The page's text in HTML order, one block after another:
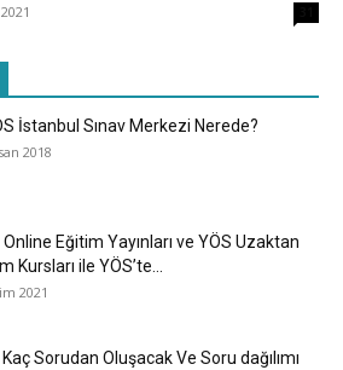
İstanbul Sınav Merkezi Nerede?
2018
Online Eğitim Yayınları ve YÖS Uzaktan
Kursları ile YÖS’te...
2021
Kaç Sorudan Oluşacak Ve Soru dağılımı